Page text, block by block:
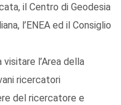
il Centro di Geodesia
l’ENEA ed il Consiglio
l’Area della
ricercatori
del ricercatore e